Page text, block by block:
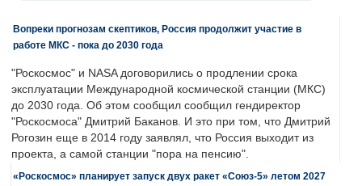
Вопреки прогнозам скептиков, Россия продолжит участие в
работе МКС - пока до 2030 года
"Роскосмос" и NASA договорились о продлении срока
эксплуатации Международной космической станции (МКС)
до 2030 года. Об этом сообщил сообщил гендиректор
"Роскосмоса" Дмитрий Баканов. И это при том, что Дмитрий
Рогозин еще в 2014 году заявлял, что Россия выходит из
проекта, а самой станции "пора на пенсию".
«Роскосмос» планирует запуск двух ракет «Союз-5» летом 2027